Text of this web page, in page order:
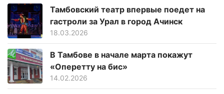
Тамбовский театр впервые поедет на
гастроли за Урал в город Ачинск
18.03.2026
В Тамбове в начале марта покажут
«Оперетту на бис»
14.02.2026